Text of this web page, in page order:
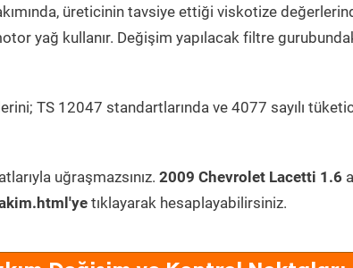
üreticinin tavsiye ettiği viskotize
yağ kullanır. Değişim yapılacak filtre
TS 12047 standartlarında ve 4077 sayılı
uğraşmazsınız. 2009 Chevrolet Lacetti 1.6
tıklayarak hesaplayabilirsiniz.